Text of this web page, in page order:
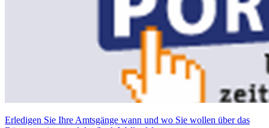
Erledigen Sie Ihre Amtsgänge wann und wo Sie wollen über das